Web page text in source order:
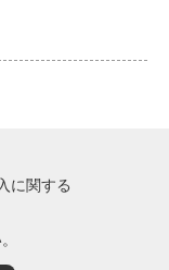
に関する